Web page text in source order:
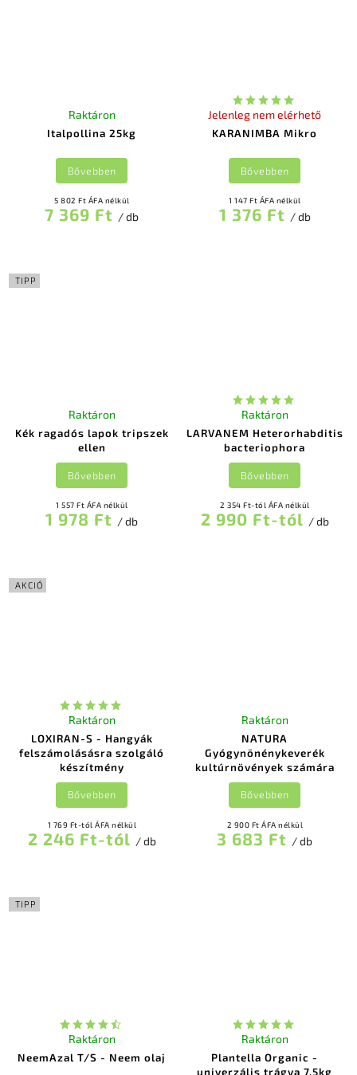
Italpollina 25kg
Raktáron
5 802 Ft ÁFA nélkül
7 369 Ft / db
Bővebben
KARANIMBA Mikro
Jelenleg nem elérhető
1 147 Ft ÁFA nélkül
1 376 Ft / db
Bővebben
TIPP
Kék ragadós lapok tripszek
ellen
Raktáron
1 557 Ft ÁFA nélkül
1 978 Ft / db
Bővebben
LARVANEM Heterorhabditis
bacteriophora
Raktáron
2 354 Ft-tól ÁFA nélkül
2 990 Ft-tól / db
Bővebben
AKCIÓ
LOXIRAN-S - Hangyák
felszámolásásra szolgáló
készítmény
Raktáron
1 769 Ft-tól ÁFA nélkül
2 246 Ft-tól / db
Bővebben
NATURA
Gyógynönénykeverék
kultúrnövények számára
Raktáron
2 900 Ft ÁFA nélkül
3 683 Ft / db
Bővebben
TIPP
NeemAzal T/S - Neem olaj
Raktáron
Plantella Organic -
univerzális trágya 7,5kg
Raktáron